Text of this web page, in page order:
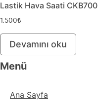
Lastik Hava Saati CKB700
1.500₺
Devamını oku
Menü
Ana Sayfa